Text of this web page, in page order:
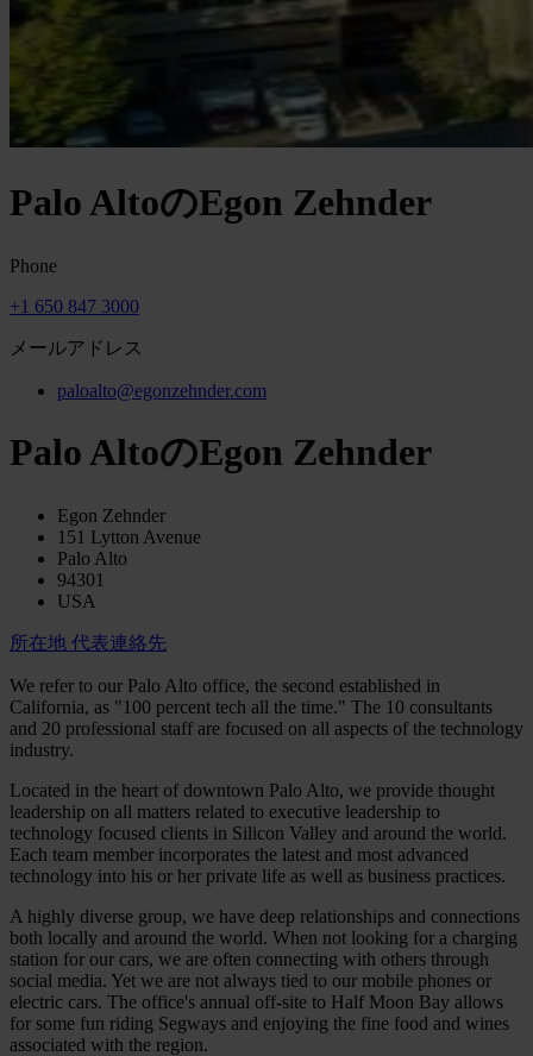
Palo AltoのEgon Zehnder
Phone
+1 650 847 3000
メールアドレス
paloalto@egonzehnder.com
Palo AltoのEgon Zehnder
Egon Zehnder
151 Lytton Avenue
Palo Alto
94301
USA
所在地 代表連絡先
We refer to our Palo Alto office, the second established in
California, as "100 percent tech all the time." The 10 consultants
and 20 professional staff are focused on all aspects of the technology
industry.
Located in the heart of downtown Palo Alto, we provide thought
leadership on all matters related to executive leadership to
technology focused clients in Silicon Valley and around the world.
Each team member incorporates the latest and most advanced
technology into his or her private life as well as business practices.
A highly diverse group, we have deep relationships and connections
both locally and around the world. When not looking for a charging
station for our cars, we are often connecting with others through
social media. Yet we are not always tied to our mobile phones or
electric cars. The office's annual off-site to Half Moon Bay allows
for some fun riding Segways and enjoying the fine food and wines
associated with the region.